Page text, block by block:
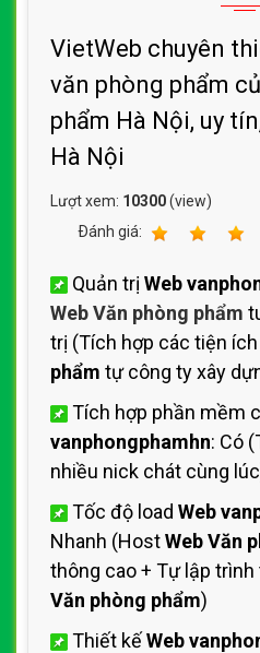
VietWeb chuyên
văn phòng phẩm
phẩm Hà Nội, uy
Hà Nội
Lượt xem: 10300(view)
Ðánh giá:
Quản trị Web
Web Văn phòng phẩm
trị (Tích hợp các tiện ích
phẩm tự công ty xây
Tích hợp phần mềm
vanphongphamhn: Có
nhiều nick chát cùng
Tốc độ load Web
Nhanh (HostWeb Văn
thông cao + Tự lập trình
Văn phòng phẩm)
Thiết kếWeb